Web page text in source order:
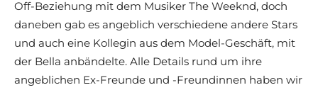
Off-Beziehung mit dem Musiker The Weeknd, doch
daneben gab es angeblich verschiedene andere Stars
und auch eine Kollegin aus dem Model-Geschäft, mit
der Bella anbändelte. Alle Details rund um ihre
angeblichen Ex-Freunde und -Freundinnen haben wir